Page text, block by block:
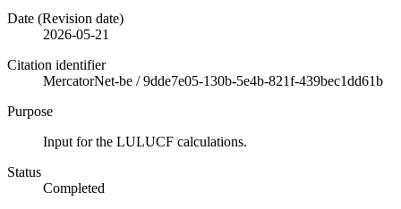
Date (Revision date)
2026-05-21
Citation identifier
MercatorNet-be /9dde7e05-130b-5e4b-821f-439bec1dd61b
Purpose
Input for the LULUCF calculations.
Status
Completed